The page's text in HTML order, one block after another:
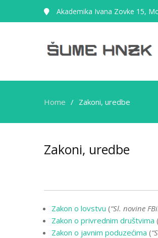
Akademika Ivana Zovke 15,
Home Zakoni, uredbe
Zakoni, uredbe
Zakon o lovstvu (“Sl. novine
Zakon o privrednim društvima (
Zakon o javnim poduzećima (